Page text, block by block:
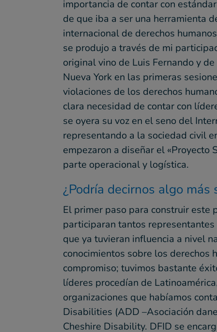
importancia de contar con
de que iba a ser una herramienta
internacional de derechos
se produjo a través de mi
original vino de Luis Fernando y
Nueva York en las primeras
violaciones de los derechos
clara necesidad de contar con
se oyera su voz en el seno del
representando a la sociedad civil
empezaron a diseñar el «Proyecto
parte operacional y logística.
¿Podría decirnos algo más
El primer paso para construir este
participaran tantos
que ya tuvieran influencia a nivel
conocimientos sobre los derechos
compromiso; tuvimos bastante
líderes procedían de
organizaciones que habíamos
Disabilities (ADD –Asociación
Cheshire Disability. DFID se